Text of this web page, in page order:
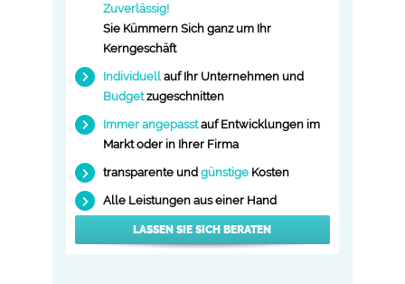
Zuverlässig!
Sie Kümmern Sich ganz um Ihr
Kerngeschäft
Individuell auf Ihr Unternehmenund
Budgetzugeschnitten
Immer angepasst auf Entwicklungen im
Markt oder in Ihrer Firma
transparente undgünstige Kosten
Alle Leistungen aus einer Hand
LASSEN SIE SICH BERATEN